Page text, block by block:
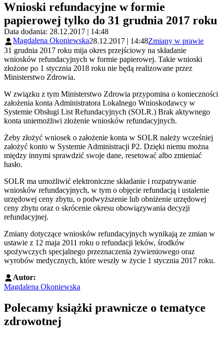
Wnioski refundacyjne w formie
papierowej tylko do 31 grudnia 2017 roku
Data dodania: 28.12.2017 | 14:48
Magdalena Okoniewska28.12.2017 | 14:48Zmiany w prawie
31 grudnia 2017 roku mija okres przejściowy na składanie
wniosków refundacyjnych w formie papierowej. Takie wnioski
złożone po 1 stycznia 2018 roku nie będą realizowane przez
Ministerstwo Zdrowia.
W związku z tym Ministerstwo Zdrowia przypomina o konieczności
założenia konta Administratora Lokalnego Wnioskodawcy w
Systemie Obsługi List Refundacyjnych (SOLR.) Brak aktywnego
konta uniemożliwi złożenie wniosków refundacyjnych.
Żeby złożyć wniosek o założenie konta w SOLR należy wcześniej
założyć konto w Systemie Administracji P2. Dzięki niemu można
między innymi sprawdzić swoje dane, resetować albo zmieniać
hasło.
SOLR ma umożliwić elektroniczne składanie i rozpatrywanie
wniosków refundacyjnych, w tym o objęcie refundacją i ustalenie
urzędowej ceny zbytu, o podwyższenie lub obniżenie urzędowej
ceny zbytu oraz o skrócenie okresu obowiązywania decyzji
refundacyjnej.
Zmiany dotyczące wniosków refundacyjnych wynikają ze zmian w
ustawie z 12 maja 2011 roku o refundacji leków, środków
spożywczych specjalnego przeznaczenia żywieniowego oraz
wyrobów medycznych, które weszły w życie 1 stycznia 2017 roku.
Autor:
Magdalena Okoniewska
Polecamy książki prawnicze o tematyce
zdrowotnej